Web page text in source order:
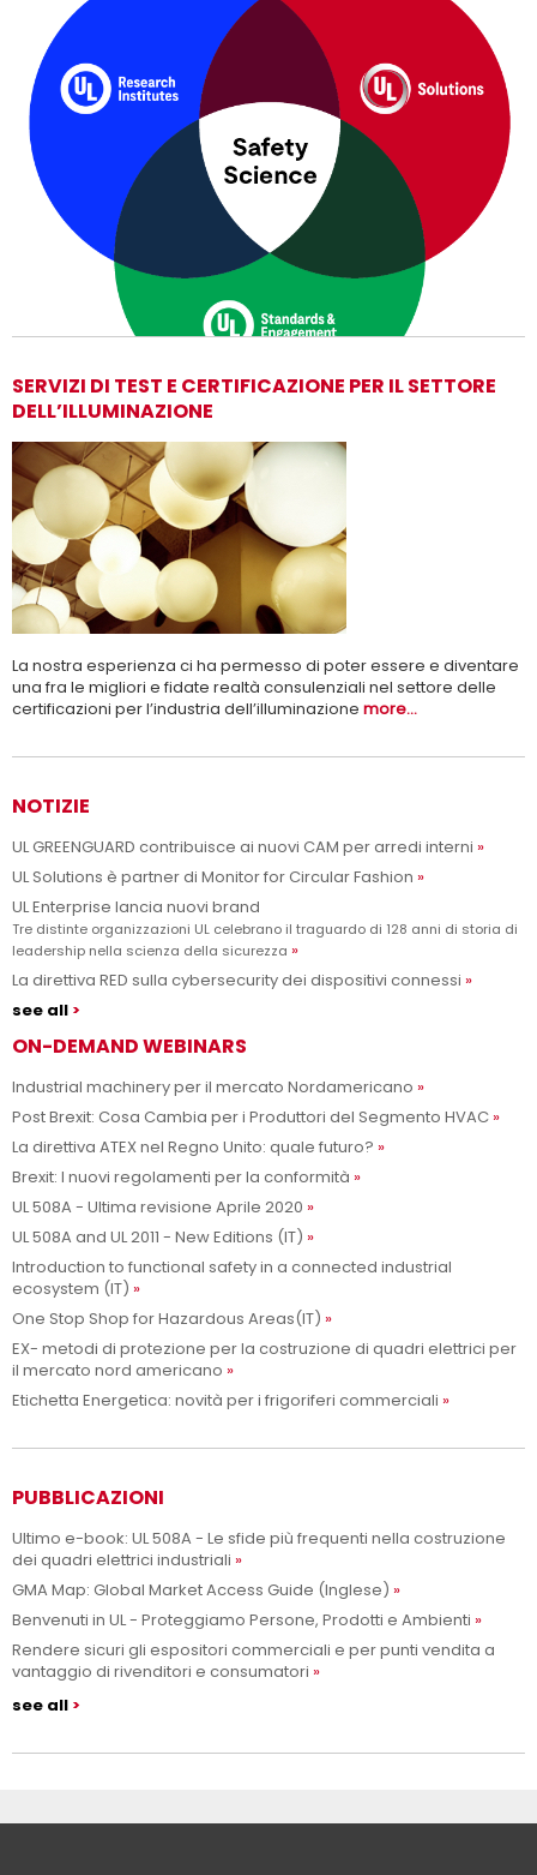
Adesso siamo UL Solutions
Promuovere le scienze della sicurezza e permettere ai nostri
clienti di innovare con sicurezza.
Per saperne di più
SERVIZI DI TEST E CERTIFICAZIONE PER IL SETTORE
DELL’ILLUMINAZIONE
La nostra esperienza ci ha permesso di poter essere e diventare
una fra le migliori e fidate realtà consulenziali nel settore delle
certificazioni per l’industria dell’illuminazione more...
NOTIZIE
UL GREENGUARD contribuisce ai nuovi CAM per arredi interni
UL Solutions è partner di Monitor for Circular Fashion
UL Enterprise lancia nuovi brand
Tre distinte organizzazioni UL celebrano il traguardo di 128 anni di storia di
leadership nella scienza della sicurezza
La direttiva RED sulla cybersecurity dei dispositivi connessi
see all
ON-DEMAND WEBINARS
Industrial machinery per il mercato Nordamericano
Post Brexit: Cosa Cambia per i Produttori del Segmento HVAC
La direttiva ATEX nel Regno Unito: quale futuro?
Brexit: I nuovi regolamenti per la conformità
UL 508A - Ultima revisione Aprile 2020
UL 508A and UL 2011 - New Editions (IT)
Introduction to functional safety in a connected industrial
ecosystem (IT)
One Stop Shop for Hazardous Areas(IT)
EX- metodi di protezione per la costruzione di quadri elettrici per
il mercato nord americano
Etichetta Energetica: novità per i frigoriferi commerciali
PUBBLICAZIONI
Ultimo e-book: UL 508A - Le sfide più frequenti nella costruzione
dei quadri elettrici industriali
GMA Map: Global Market Access Guide (Inglese)
Benvenuti in UL - Proteggiamo Persone, Prodotti e Ambienti
Rendere sicuri gli espositori commerciali e per punti vendita a
vantaggio di rivenditori e consumatori
see all